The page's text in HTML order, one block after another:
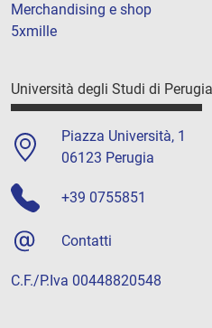
Merchandising e shop
5xmille
Università degli Studi di Perugia
Piazza Università, 1
06123 Perugia
+39 0755851
Contatti
C.F./P.Iva 00448820548